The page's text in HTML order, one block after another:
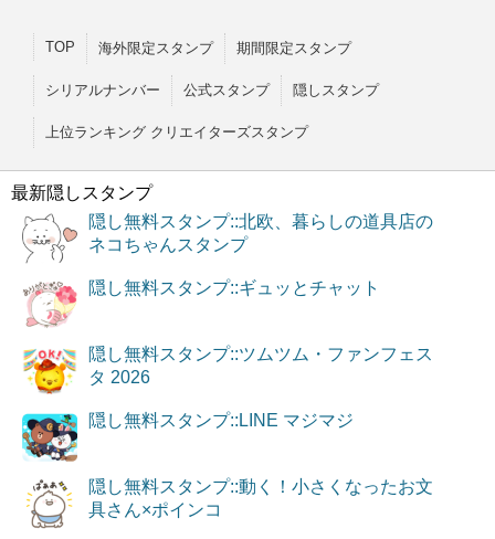
TOP 海外限定スタンプ 期間限定スタンプ
シリアルナンバー 公式スタンプ 隠しスタンプ
上位ランキング クリエイターズスタンプ
最新隠しスタンプ
隠し無料スタンプ::北欧、暮らしの道具店の
ネコちゃんスタンプ
隠し無料スタンプ::ギュッとチャット
隠し無料スタンプ::ツムツム・ファンフェス
タ 2026
隠し無料スタンプ::LINE マジマジ
隠し無料スタンプ::動く！小さくなったお文
具さん×ポインコ